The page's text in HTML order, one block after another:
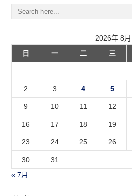
2026年 8月
日
一 二 三
2 3 4 5
9 10 11 12
16 17 18 19
23 24 25 26
30
31
« 7月